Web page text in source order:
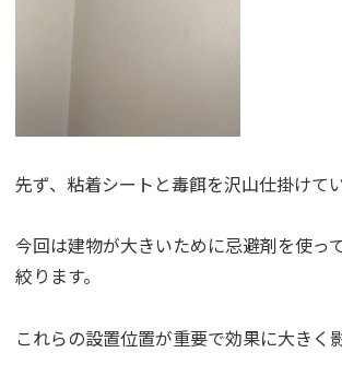
先ず、粘着シートと毒餌を沢山仕掛けてい
今回は建物が大きいために忌避剤を使っ
絞ります。
これらの設置位置が重要で効果に大きく